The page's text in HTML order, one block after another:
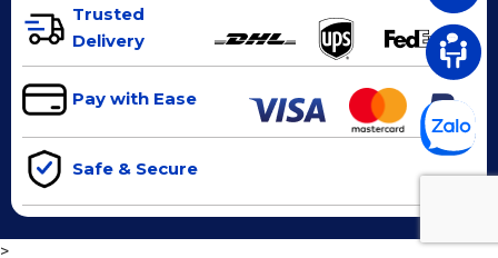
Trusted
Delivery
Pay with Ease
Safe & Secure
>